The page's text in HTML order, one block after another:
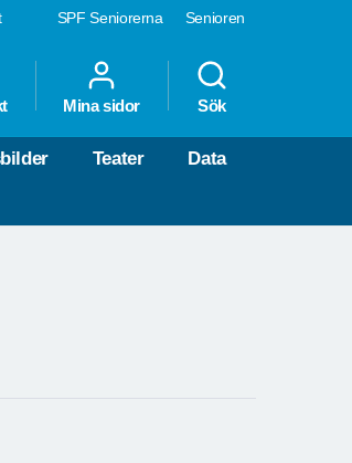
SPF Seniorerna Senioren
Mina sidor Sök
Teater Data